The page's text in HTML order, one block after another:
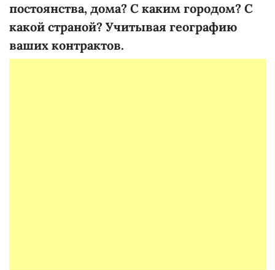
постоянства, дома? С каким городом? С
какой страной? Учитывая географию
ваших контрактов.